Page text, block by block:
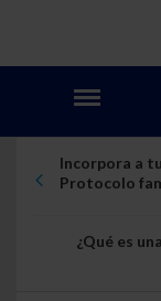
Incorpora a
Protocolo
¿Qué es